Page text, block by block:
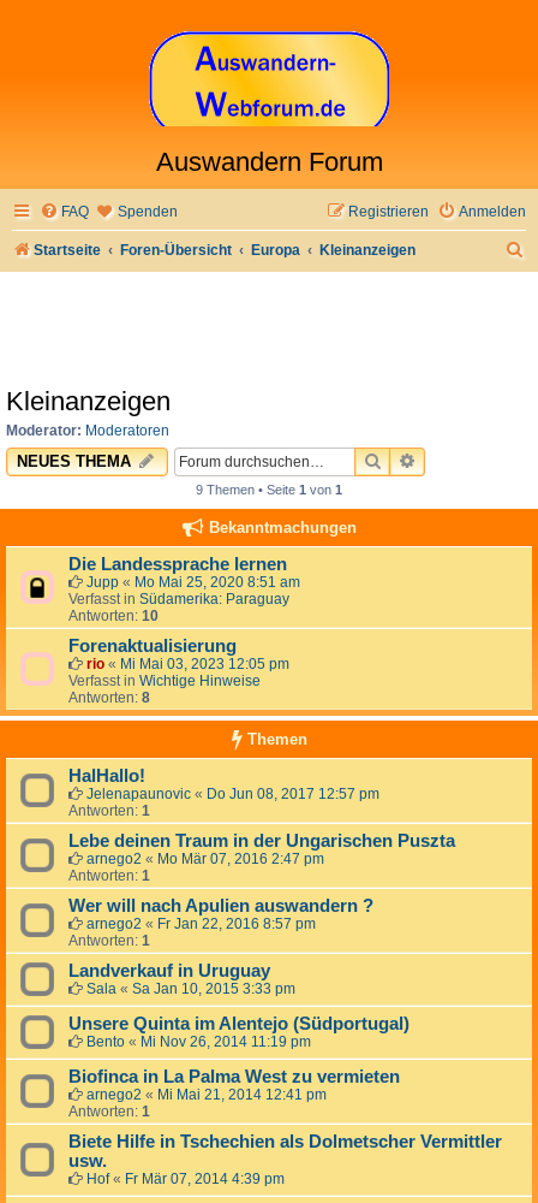
Auswandern Forum
FAQ Spenden Anmelden
Registrieren
Startseite Foren-Übersicht Europa Kleinanzeigen
Kleinanzeigen
Moderator: Moderatoren
NEUES THEMA SUCHEERWEITERTE
9 Themen • Seite 1 von 1
Bekanntmachungen
Die Landessprache lernen
Jupp « Mo Mai 25, 2020 8:51 am
Verfasst in Südamerika: Paraguay
Antworten: 10
Forenaktualisierung
rio « Mi Mai 03, 2023 12:05 pm
Verfasst in Wichtige Hinweise
Antworten: 8
Themen
HalHallo!
Jelenapaunovic « Do Jun 08, 2017 12:57 pm
Antworten: 1
Lebe deinen Traum in der Ungarischen Puszta
arnego2 « Mo Mär 07, 2016 2:47 pm
Antworten: 1
Wer will nach Apulien auswandern ?
arnego2 « Fr Jan 22, 2016 8:57 pm
Antworten: 1
Landverkauf in Uruguay
Sala « Sa Jan 10, 2015 3:33 pm
Unsere Quinta im Alentejo (Südportugal)
Bento « Mi Nov 26, 2014 11:19 pm
Biofinca in La Palma West zu vermieten
arnego2 « Mi Mai 21, 2014 12:41 pm
Antworten: 1
Biete Hilfe in Tschechien als Dolmetscher Vermittler
usw.
Hof« Fr Mär 07, 2014 4:39 pm